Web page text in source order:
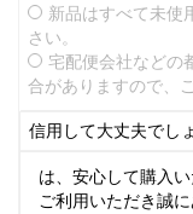
新品はすべて未使
さい。
宅配便会社などの
合がありますので、
信用して大丈夫でし
は、安心して購入
ご利用いただき誠